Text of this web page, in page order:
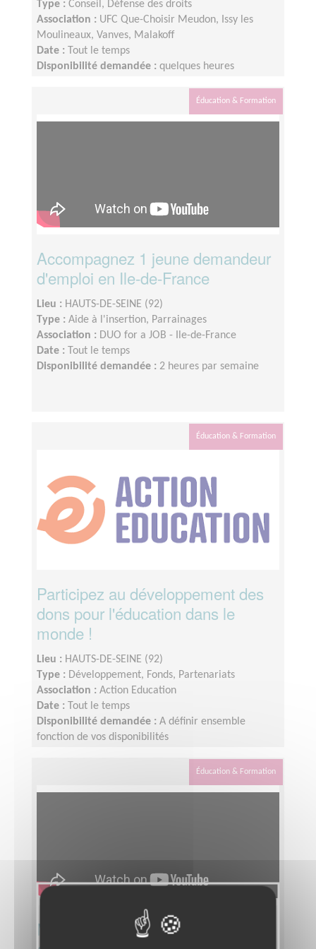
Type : Conseil, Défense des droits
Association : UFC Que-Choisir Meudon, Issy les
Moulineaux, Vanves, Malakoff
Date :
Tout le temps
Disponibilité demandée : quelques heures
Éducation & Formation
Accompagnez 1 jeune demandeur
d'emploi en Ile-de-France
Lieu : HAUTS-DE-SEINE (92)
Type : Aide à l'insertion, Parrainages
Association : DUO for a JOB - Ile-de-France
Date :
Tout le temps
Disponibilité demandée : 2 heures par semaine
Éducation & Formation
Participez au développement des
dons pour l'éducation dans le
monde !
Lieu : HAUTS-DE-SEINE (92)
Type : Développement, Fonds, Partenariats
Association : Action Education
Date :
Tout le temps
Disponibilité demandée : A définir ensemble
fonction de vos disponibilités
Éducation & Formation
Menez des actions d'éducation à la